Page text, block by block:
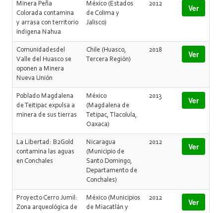
Minera Peña
Colorada contamina
y arrasa con territorio
indigena Nahua
México (Estados
de Colima y
Jalisco)
2012 Ver
Comunidadesdel
Valle del Huasco se
oponen a Minera
Nueva Unión
Chile (Huasco,
Tercera Región)
2018 Ver
Poblado Magdalena
de Teitipac expulsa a
minera de sus tierras
México
(Magdalena de
Tetipac, Tlacolula,
Oaxaca)
2013 Ver
La Libertad: B2Gold
contamina las aguas
en Conchales
Nicaragua
(Municipio de
Santo Domingo,
Departamento de
Conchales)
2012 Ver
Proyecto Cerro Jumil:
Zona arqueológica de
México (Municipios
de Miacatlán y
2012 Ver